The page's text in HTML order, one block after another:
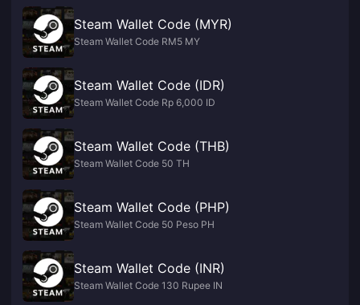
Steam Wallet Code (MYR)
Steam Wallet Code RM5 MY
Steam Wallet Code (IDR)
Steam Wallet Code Rp 6,000 ID
Steam Wallet Code (THB)
Steam Wallet Code 50 TH
Steam Wallet Code (PHP)
Steam Wallet Code 50 Peso PH
Steam Wallet Code (INR)
Steam Wallet Code 130 Rupee IN